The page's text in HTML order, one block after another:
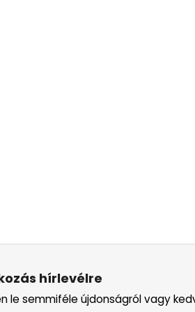
hírlevélre
le semmiféle újdonságról vagy